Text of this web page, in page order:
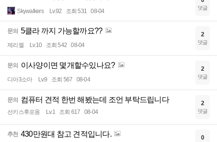
Skywalkers Lv.92 조회 531 08-04 댓글
문의 5클라 까지 가능할까요??
제리젤 Lv.10 조회 542 08-04
2
댓글
문의 이사양이면 몇개할수있나요?
디아3소마 Lv.9 조회 567 08-04
2
댓글
문의 컴퓨터 견적 한번 해봤는데 조언 부탁드립니다
선키스후포옹 Lv.1 조회 617 08-04
2
댓글
추천 430만원대 참고 견적입니다. 0